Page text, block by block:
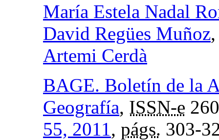
María Estela Nadal
David Regües Muñoz
Artemi Cerdà
BAGE. Boletín de la
Geografía, ISSN-e
55, 2011, págs. 303-